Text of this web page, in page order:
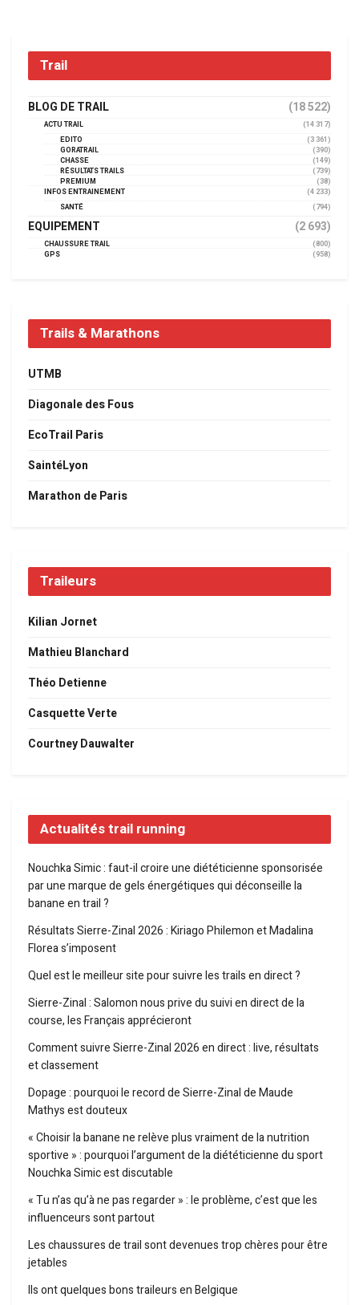
Trail
BLOG DE TRAIL (18 522)
ACTU TRAIL
(14 317)
EDITO
(3 361)
GORATRAIL
(390)
CHASSE
(149)
RÉSULTATS TRAILS
(739)
PREMIUM
(38)
INFOS ENTRAINEMENT
(4 233)
SANTÉ
(794)
EQUIPEMENT (2 693)
CHAUSSURE TRAIL
(800)
GPS
(958)
Trails & Marathons
UTMB
Diagonale des Fous
EcoTrail Paris
SaintéLyon
Marathon de Paris
Traileurs
Kilian Jornet
Mathieu Blanchard
Théo Detienne
Casquette Verte
Courtney Dauwalter
Actualités trail running
Nouchka Simic : faut-il croire une diététicienne sponsorisée
par une marque de gels énergétiques qui déconseille la
banane en trail ?
Résultats Sierre-Zinal 2026 : Kiriago Philemon et Madalina
Florea s’imposent
Quel est le meilleur site pour suivre les trails en direct ?
Sierre-Zinal : Salomon nous prive du suivi en direct de la
course, les Français apprécieront
Comment suivre Sierre-Zinal 2026 en direct : live, résultats
et classement
Dopage : pourquoi le record de Sierre-Zinal de Maude
Mathys est douteux
« Choisir la banane ne relève plus vraiment de la nutrition
sportive » : pourquoi l’argument de la diététicienne du sport
Nouchka Simic est discutable
« Tu n’as qu’à ne pas regarder » : le problème, c’est que les
influenceurs sont partout
Les chaussures de trail sont devenues trop chères pour être
jetables
Ils ont quelques bons traileurs en Belgique